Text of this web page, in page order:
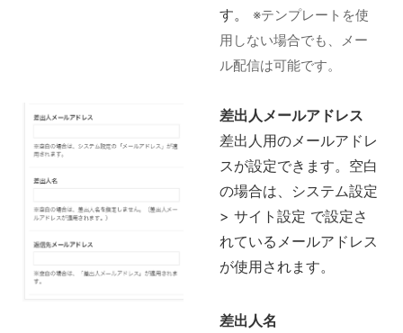
す。
※テンプレートを使
用しない場合でも、メー
ル配信は可能です。
差出人メールアドレス
差出人用のメールアドレ
スが設定できます。空白
の場合は、システム設定
> サイト設定 で設定さ
れているメールアドレス
が使用されます。
差出人名